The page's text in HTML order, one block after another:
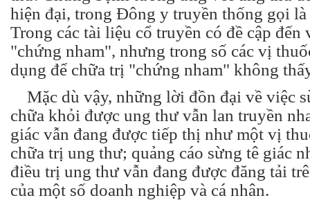
hiện đại, trong Đông y truyền thống gọi
Trong các tài liệu cổ truyền có đề cập đến
"chứng nham", nhưng trong số các vị
dụng để chữa trị "chứng nham" không
Mặc dù vậy, những lời đồn đại về việc
chữa khỏi được ung thư vẫn lan truyền
giác vẫn đang được tiếp thị như một vị
chữa trị ung thư; quảng cáo sừng tê giác
điều trị ung thư vẫn đang được đăng tải
của một số doanh nghiệp và cá nhân.